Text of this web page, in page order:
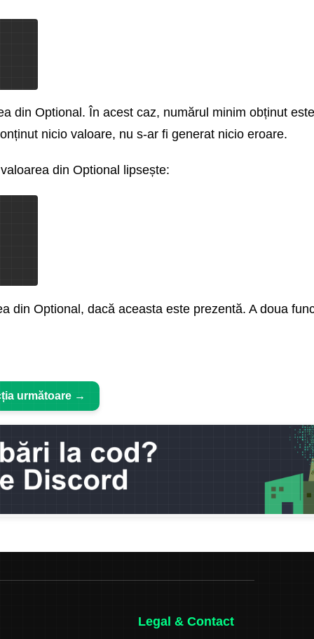
din Optional. În acest caz, numărul minim obținut
nicio valoare, nu s-ar fi generat nicio eroare.
din Optional lipsește:
din Optional, dacă aceasta este prezentă. A doua
următoare →
Legal & Contact